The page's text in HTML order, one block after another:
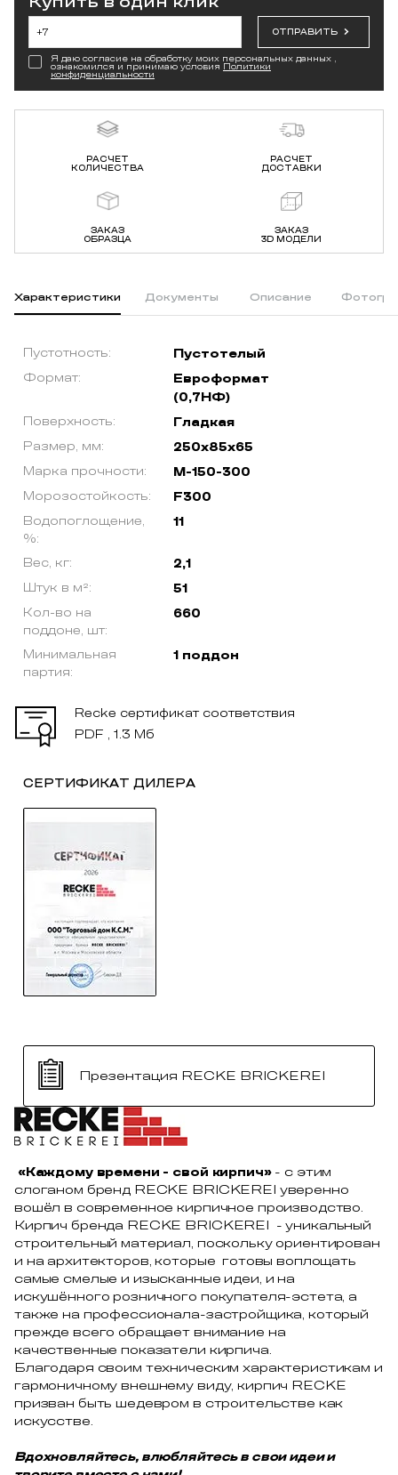
ОТПРАВИТЬ
Я даю согласие на обработку моих персональных данных ,
ознакомился и принимаю условия Политики
конфиденциальности
РАСЧЕТ
КОЛИЧЕСТВА
РАСЧЕТ
ДОСТАВКИ
ЗАКАЗ
ОБРАЗЦА
ЗАКАЗ
3D МОДЕЛИ
Характеристики Документы Описание
Пустотность: Пустотелый
Формат:
Евроформат
(0,7НФ)
Поверхность: Гладкая
Размер, мм: 250х85х65
Марка прочности: М-150-300
Морозостойкость: F300
Водопоглощение,
%:
11
Вес, кг: 2,1
Штук в м²: 51
Кол-во на
поддоне, шт:
660
Минимальная
партия:
1 поддон
Recke сертификат соответствия
PDF , 1.3 Мб
СЕРТИФИКАТ ДИЛЕРА
Презентация RECKE BRICKEREI
«Каждому времени - свой кирпич»- с этим
слоганом бренд RECKE BRICKEREI уверенно
вошёл в современное кирпичное производство.
Кирпич бренда RECKE BRICKEREI - уникальный
строительный материал, поскольку ориентирован
и на архитекторов, которые готовы воплощать
самые смелые и изысканные идеи, и на
искушённого розничного покупателя-эстета, а
также на профессионала-застройщика, который
прежде всего обращает внимание на
качественные показатели кирпича.
Благодаря своим техническим характеристикам и
гармоничному внешнему виду, кирпич RECKE
призван быть шедевром в строительстве как
искусстве.
Вдохновляйтесь, влюбляйтесь в свои идеи и